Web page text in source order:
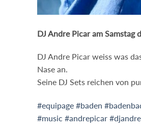
DJ Andre Picar am Samstag
DJ Andre Picar weiss was
Nase an.
Seine DJ Sets reichen von
#equipage #baden
#music #andrepicar